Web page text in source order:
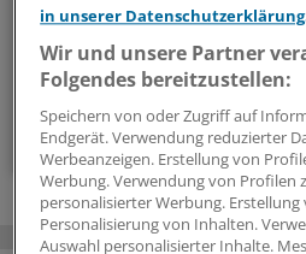
einen Schritt
wöchentlich
Zum Abonnieren
in unserer
Wir und unsere Partner
Folgendes bereitzustellen:
Speichern von oder Zugriff auf
Endgerät. Verwendung reduzierter
Werbeanzeigen. Erstellung von
Werbung. Verwendung von Profilen
personalisierter Werbung.
Personalisierung von Inhalten.
Auswahl personalisierter Inhalte.